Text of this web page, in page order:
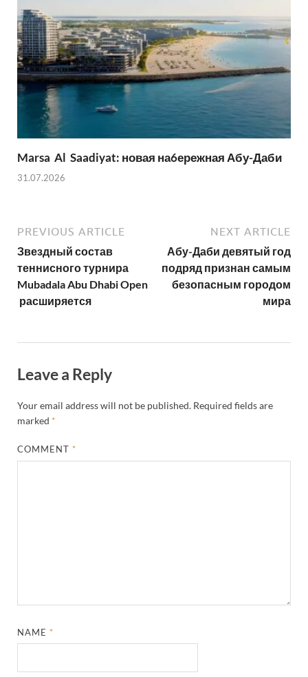
Marsa Al Saadiyat: новая на6ережная Абу-Даби
31.07.2026
PREVIOUS ARTICLE
Звездный состав
теннисного турнира
Mubadala Abu Dhabi Open
расширяется
NEXT ARTICLE
Абу-Даби девятый год
подряд признан самым
безопасным городом
мира
Leave a Reply
Your email address will not be published. Required fields are
marked *
COMMENT *
NAME *